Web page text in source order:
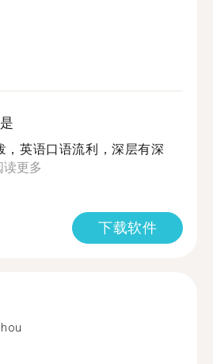
，英语口语流利，深层有深
读更多
下载软件